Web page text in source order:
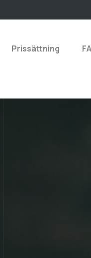
Prissättning